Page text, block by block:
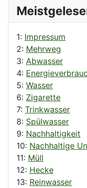
1: Impressum
2: Mehrweg
3: Abwasser
4:
5: Wasser
6: Zigarette
7: Trinkwasser
8: Spülwasser
9: Nachhaltigkeit
10: Nachhaltige
11: Müll
12: Hecke
13: Reinwasser